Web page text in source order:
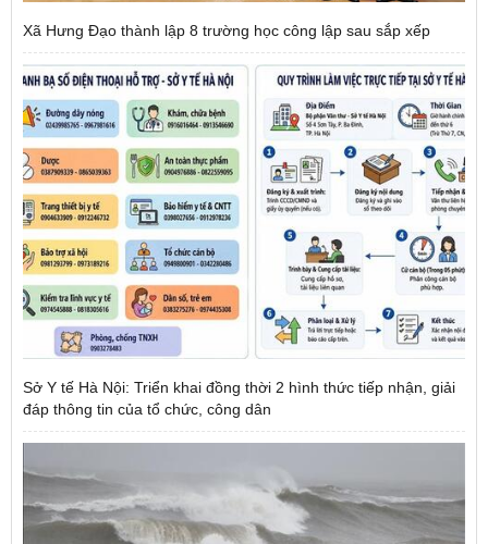
Xã Hưng Đạo thành lập 8 trường học công lập sau sắp xếp
Sở Y tế Hà Nội: Triển khai đồng thời 2 hình thức tiếp nhận, giải
đáp thông tin của tổ chức, công dân